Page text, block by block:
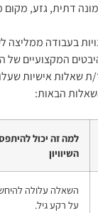
דתית, גזע, מקום
בעבודה ממליצה
המקצועיים של
ת שאלות אישיות
הבאות:
למה זה יכול
השיוויון
השאלה עלולה
על רקע גיל.